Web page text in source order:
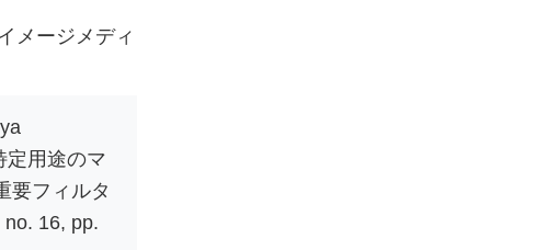
メージメディ
定用途のマ
要フィルタ
16, pp.